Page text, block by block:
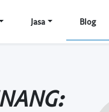
Jasa Blog